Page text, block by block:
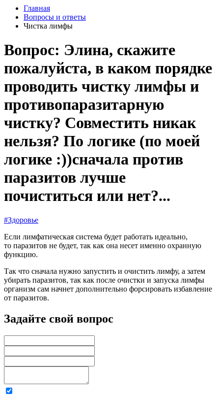
Главная
Вопросы и ответы
Чистка лимфы
Вопрос: Элина, скажите
пожалуйста, в каком порядке
проводить чистку лимфы и
противопаразитарную
чистку? Совместить никак
нельзя? По логике (по моей
логике :))сначала против
паразитов лучше
почиститься или нет?...
#Здоровье
Если лимфатическая система будет работать идеально,
то паразитов не будет, так как она несет именно охранную
функцию.
Так что сначала нужно запустить и очистить лимфу, а затем
убирать паразитов, так как после очистки и запуска лимфы
организм сам начнет дополнительно форсировать избавление
от паразитов.
Задайте свой вопрос